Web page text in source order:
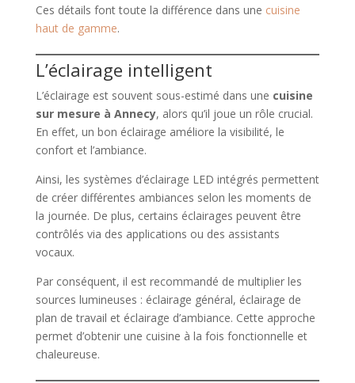
Ces détails font toute la différence dans une cuisine
haut de gamme.
L’éclairage intelligent
L’éclairage est souvent sous-estimé dans une cuisine
sur mesure à Annecy, alors qu’il joue un rôle crucial.
En effet, un bon éclairage améliore la visibilité, le
confort et l’ambiance.
Ainsi, les systèmes d’éclairage LED intégrés permettent
de créer différentes ambiances selon les moments de
la journée. De plus, certains éclairages peuvent être
contrôlés via des applications ou des assistants
vocaux.
Par conséquent, il est recommandé de multiplier les
sources lumineuses : éclairage général, éclairage de
plan de travail et éclairage d’ambiance. Cette approche
permet d’obtenir une cuisine à la fois fonctionnelle et
chaleureuse.